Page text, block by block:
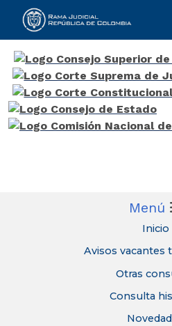
Rama Judicial
Menú
Inicio
Avisos vacantes
Otras
Consulta